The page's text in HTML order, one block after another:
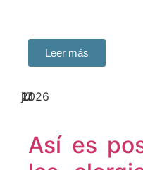
Leer más
17
jul
2026
Así es